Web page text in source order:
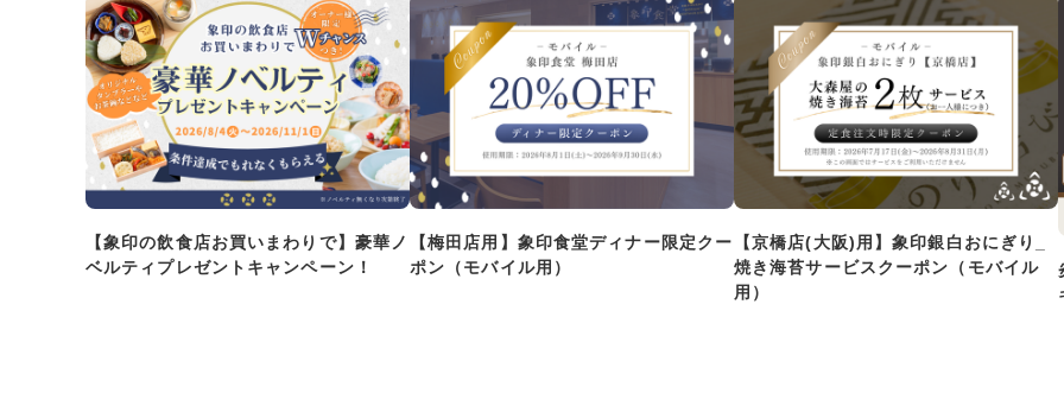
【象印の飲食店お買いまわりで】豪華ノ
ベルティプレゼントキャンペーン！
【梅田店用】象印食堂ディナー限定クー
ポン（モバイル用）
【京橋店(大阪)用】象印銀白おにぎり_
焼き海苔サービスクーポン（モバイル
用）